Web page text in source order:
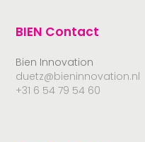
BIEN Contact
Bien Innovation
duetz@bieninnovation.nl
+31 6 54 79 54 60